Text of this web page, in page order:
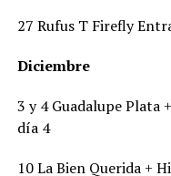
27 Rufus T Firefly
Diciembre
3 y 4 Guadalupe Plata
día 4
10 La Bien Querida +